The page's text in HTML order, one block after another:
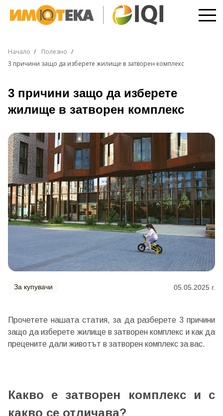
Начало
Полезно
3 причини защо да изберете жилище в затворен комплекс
3 причини защо да изберете
жилище в затворен комплекс
За купувачи 05.05.2025 г.
Прочетете нашата статия, за да разберете 3 причини
защо да изберете жилище в затворен комплекс и как да
прецените дали животът в затворен комплекс за вас.
Какво е затворен комплекс и с
какво се отличава?